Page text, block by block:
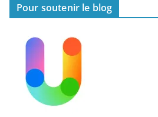
Pour soutenir le blog